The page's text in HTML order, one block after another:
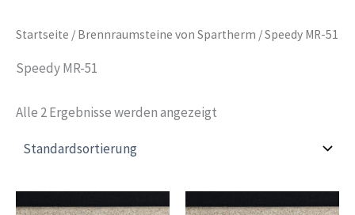
Startseite / Brennraumsteine von Spartherm / Speedy MR-51
Speedy MR-51
Alle 2 Ergebnisse werden angezeigt